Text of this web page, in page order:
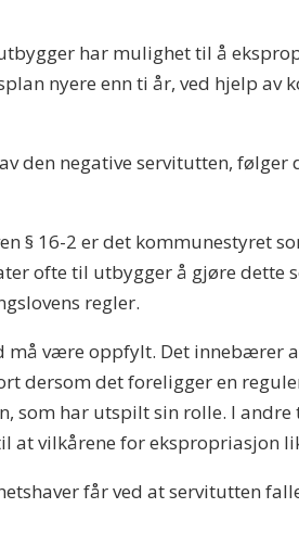
har mulighet til å
nyere enn ti år, ved hjelp av
den negative servitutten, følger
§ 16-2 er det kommunestyret
ofte til utbygger å gjøre dette
regler.
må være oppfylt. Det innebærer
dersom det foreligger en
som har utspilt sin rolle. I
at vilkårene for ekspropriasjon
får ved at servitutten